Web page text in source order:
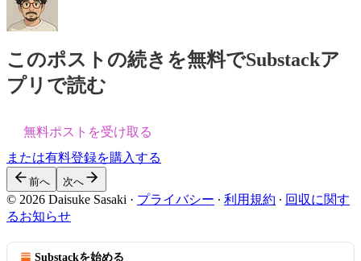
このポストの続きを無料でSubstackア
プリで読む
無料ポストを受け取る
または有料登録を購入する
前へ 次へ
© 2026 Daisuke Sasaki · プライバシー ∙ 利用規約 ∙ 回収に関す
るお知らせ
Substackを始める